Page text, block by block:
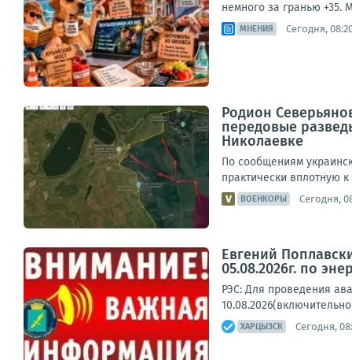
немного за гранью +35.
МНЕНИЯ Сегодня,
Родион
передовые
Николаевке
По сообщениям
практически вплотную
ВОЕНКОРЫ Сегодня,
Евгений
05.08.2026г. по
РЭС: Для проведения
ХАРЦЫЗСК Сегодня,